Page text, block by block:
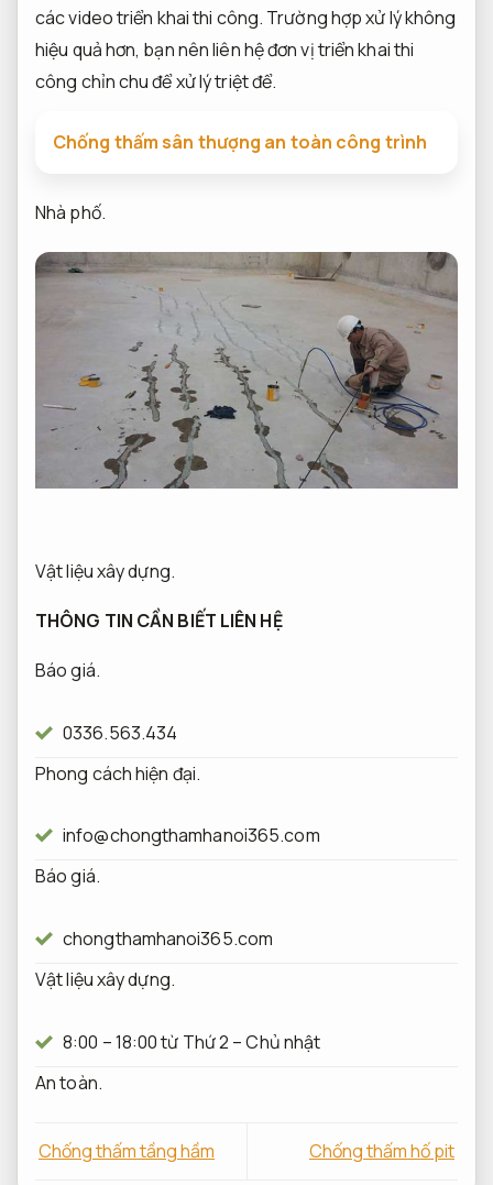
các video triển khai thi công. Trường hợp xử lý không
hiệu quả hơn, bạn nên liên hệ đơn vị triển khai thi
công chỉn chu để xử lý triệt để.
Chống thấm sân thượng an toàn công trình
Nhà phố.
Vật liệu xây dựng.
THÔNG TIN CẦN BIẾT LIÊN HỆ
Báo giá.
0336.563.434
Phong cách hiện đại.
info@chongthamhanoi365.com
Báo giá.
chongthamhanoi365.com
Vật liệu xây dựng.
8:00 – 18:00 từ Thứ 2 – Chủ nhật
An toàn.
Chống thấm tầng hầm Chống thấm hố pit